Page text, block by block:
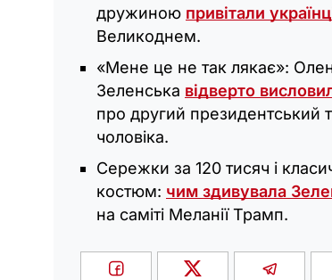
дружиною привітали
Великоднем.
«Мене це не так лякає»:
Зеленська відверто
про другий президентський
чоловіка.
Сережки за 120 тисяч і
костюм: чим здивувала
на саміті Меланії Трамп.